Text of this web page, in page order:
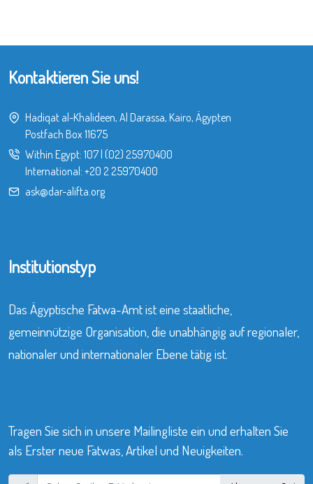
Kontaktieren Sie uns!
Hadiqat al-Khalideen, Al Darassa, Kairo, Ägypten
Postfach Box 11675
Within Egypt: 107 (02) 25970400
International: +20 2 25970400
ask@dar-alifta.org
Institutionstyp
Das Ägyptische Fatwa-Amt ist eine staatliche,
gemeinnützige Organisation, die unabhängig auf regionaler,
nationaler und internationaler Ebene tätig ist.
Tragen Sie sich in unsere Mailingliste ein und erhalten Sie
als Erster neue Fatwas, Artikel und Neuigkeiten.